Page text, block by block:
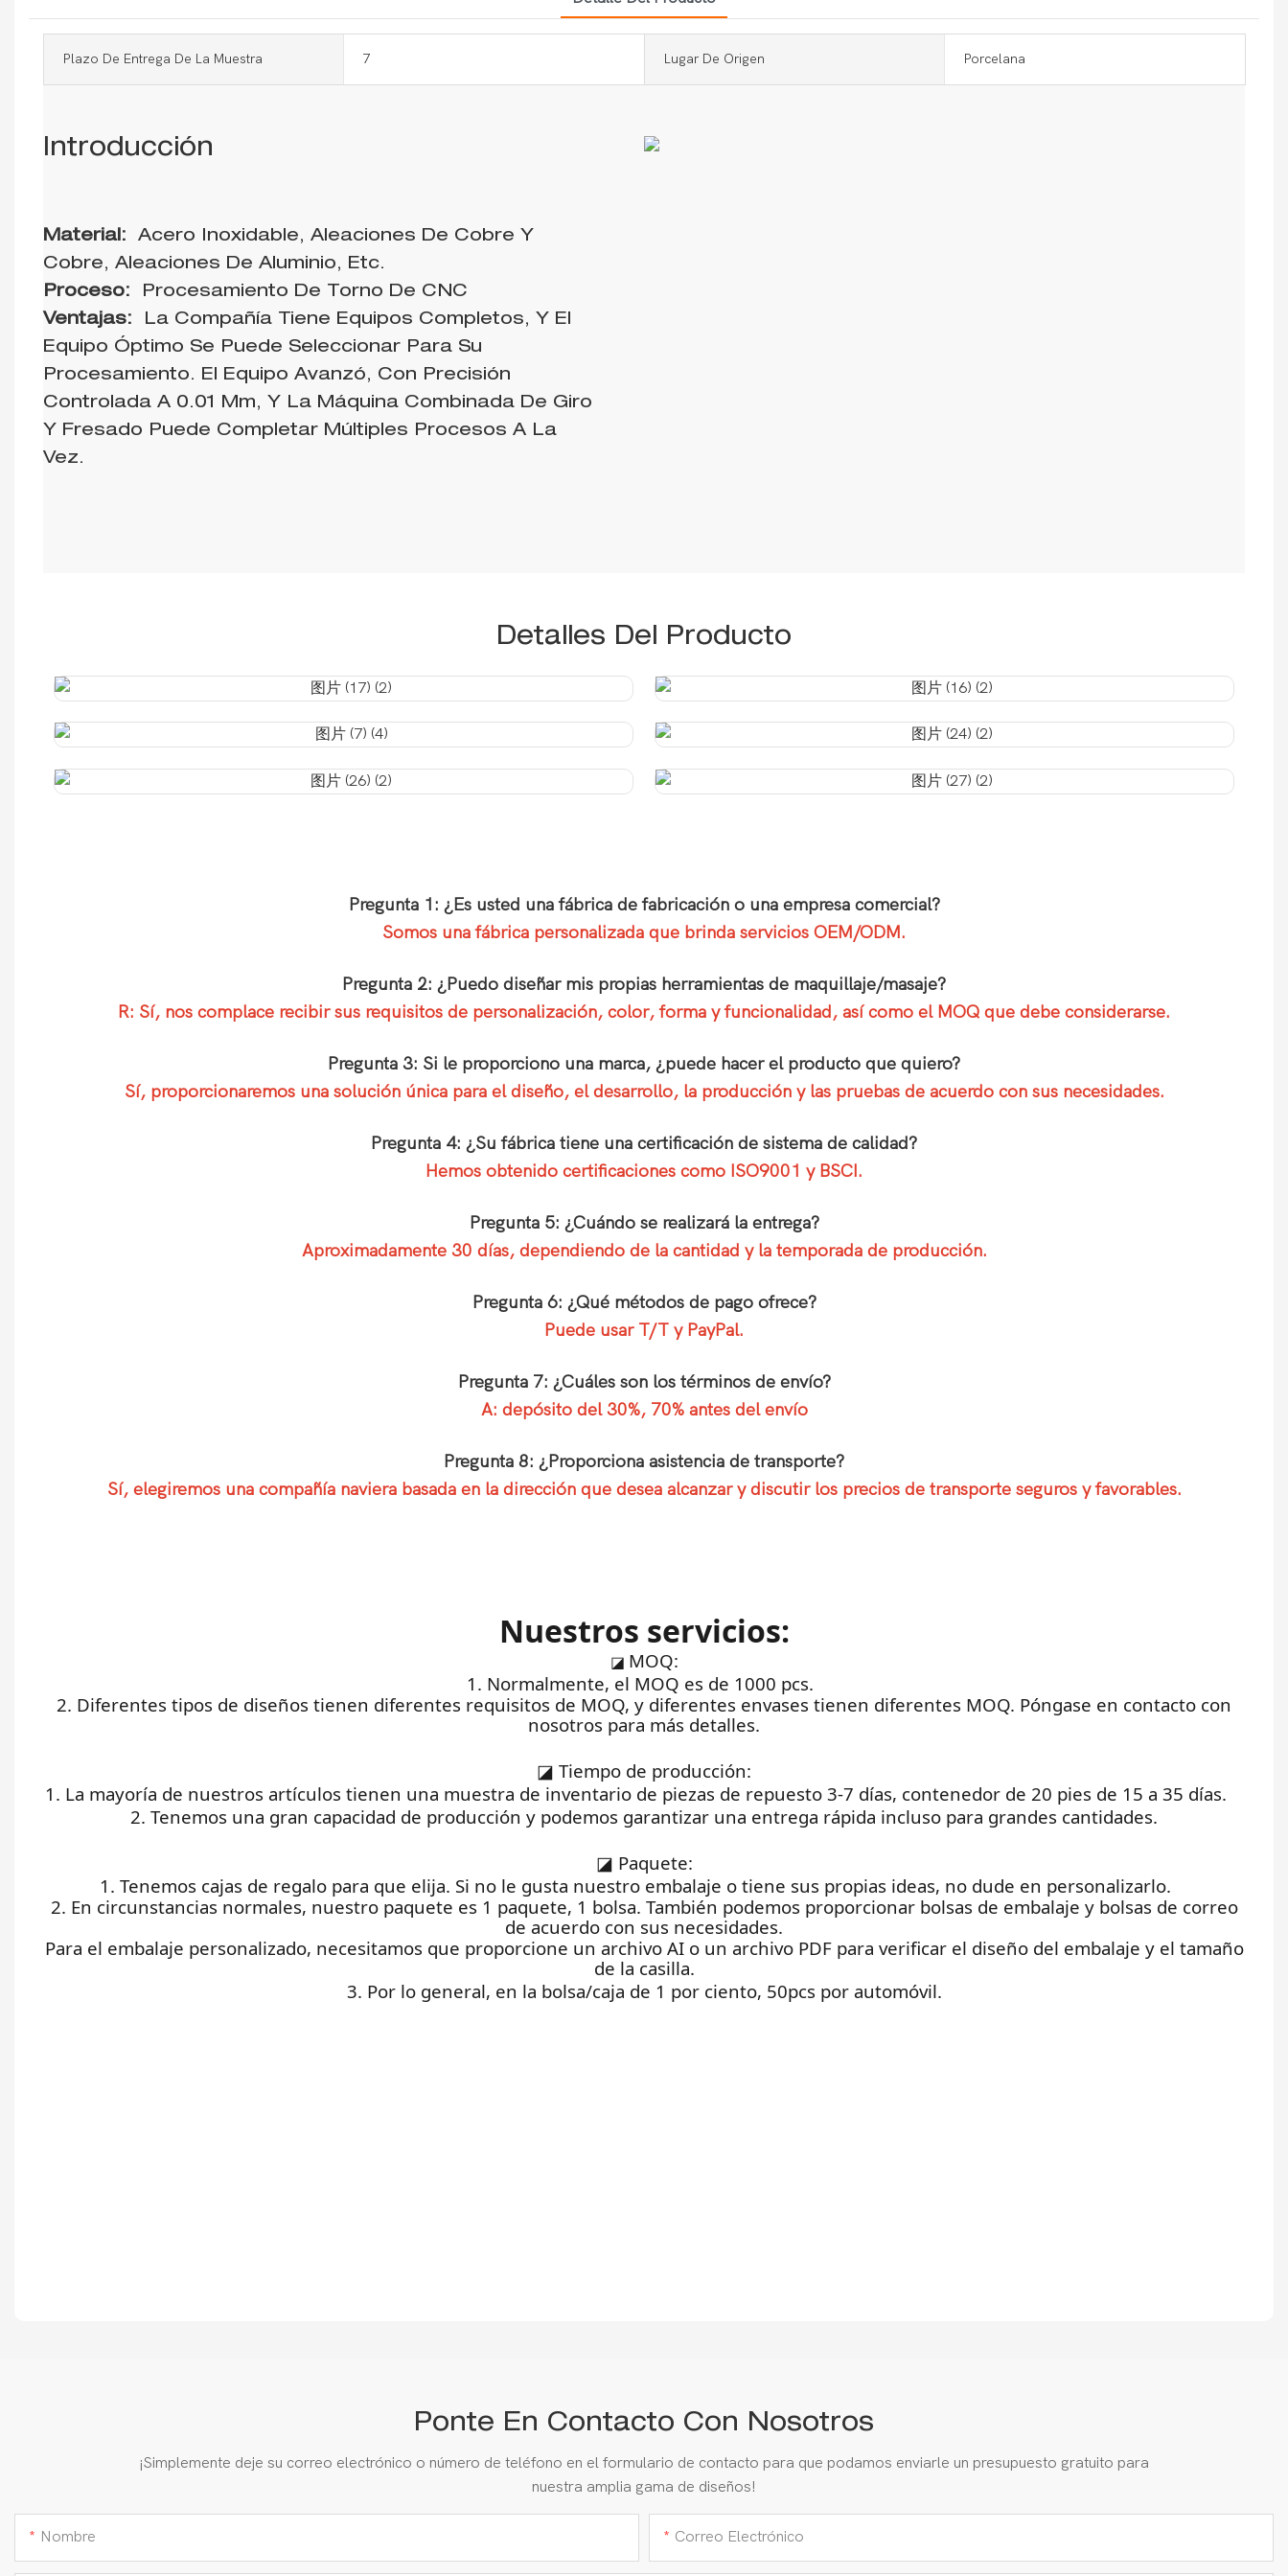
Plazo De Entrega De La Muestra 7 Lugar De Origen Porcelana
Introducción
Material:
Acero Inoxidable, Aleaciones De Cobre Y
Cobre, Aleaciones De Aluminio, Etc.
Proceso:
Procesamiento De Torno De CNC
Ventajas:
La Compañía Tiene Equipos Completos, Y El
Equipo Óptimo Se Puede Seleccionar Para Su
Procesamiento. El Equipo Avanzó, Con Precisión
Controlada A 0.01 Mm, Y La Máquina Combinada De Giro
Y Fresado Puede Completar Múltiples Procesos A La
Vez.
Detalles Del Producto
Pregunta 1: ¿Es usted una fábrica de fabricación o una empresa comercial?
Somos una fábrica personalizada que brinda servicios OEM/ODM.
Pregunta 2: ¿Puedo diseñar mis propias herramientas de maquillaje/masaje?
R: Sí, nos complace recibir sus requisitos de personalización, color, forma y funcionalidad, así como el MOQ que debe considerarse.
Pregunta 3: Si le proporciono una marca, ¿puede hacer el producto que quiero?
Sí, proporcionaremos una solución única para el diseño, el desarrollo, la producción y las pruebas de acuerdo con sus necesidades.
Pregunta 4: ¿Su fábrica tiene una certificación de sistema de calidad?
Hemos obtenido certificaciones como ISO9001 y BSCI.
Pregunta 5: ¿Cuándo se realizará la entrega?
Aproximadamente 30 días, dependiendo de la cantidad y la temporada de producción.
Pregunta 6: ¿Qué métodos de pago ofrece?
Puede usar T/T y PayPal.
Pregunta 7: ¿Cuáles son los términos de envío?
A: depósito del 30%, 70% antes del envío
Pregunta 8: ¿Proporciona asistencia de transporte?
Sí, elegiremos una compañía naviera basada en la dirección que desea alcanzar y discutir los precios de transporte seguros y favorables.
Nuestros servicios:
◪ MOQ:
1. Normalmente, el MOQ es de 1000 pcs.
2. Diferentes tipos de diseños tienen diferentes requisitos de MOQ, y diferentes envases tienen diferentes MOQ. Póngase en contacto con
nosotros para más detalles.
◪ Tiempo de producción:
1. La mayoría de nuestros artículos tienen una muestra de inventario de piezas de repuesto 3-7 días, contenedor de 20 pies de 15 a 35 días.
2. Tenemos una gran capacidad de producción y podemos garantizar una entrega rápida incluso para grandes cantidades.
◪ Paquete:
1. Tenemos cajas de regalo para que elija. Si no le gusta nuestro embalaje o tiene sus propias ideas, no dude en personalizarlo.
2. En circunstancias normales, nuestro paquete es 1 paquete, 1 bolsa. También podemos proporcionar bolsas de embalaje y bolsas de correo
de acuerdo con sus necesidades.
Para el embalaje personalizado, necesitamos que proporcione un archivo AI o un archivo PDF para verificar el diseño del embalaje y el tamaño
de la casilla.
3. Por lo general, en la bolsa/caja de 1 por ciento, 50pcs por automóvil.
Ponte En Contacto Con Nosotros
¡Simplemente deje su correo electrónico o número de teléfono en el formulario de contacto para que podamos enviarle un presupuesto gratuito para
nuestra amplia gama de diseños!
Nombre Correo Electrónico